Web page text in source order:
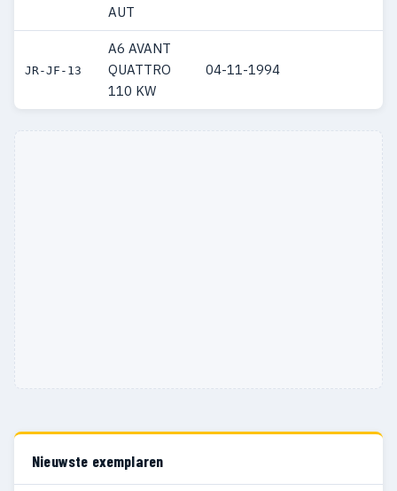
AUT
JR-JF-13
A6 AVANT
QUATTRO
110 KW
04-11-1994
Nieuwste exemplaren